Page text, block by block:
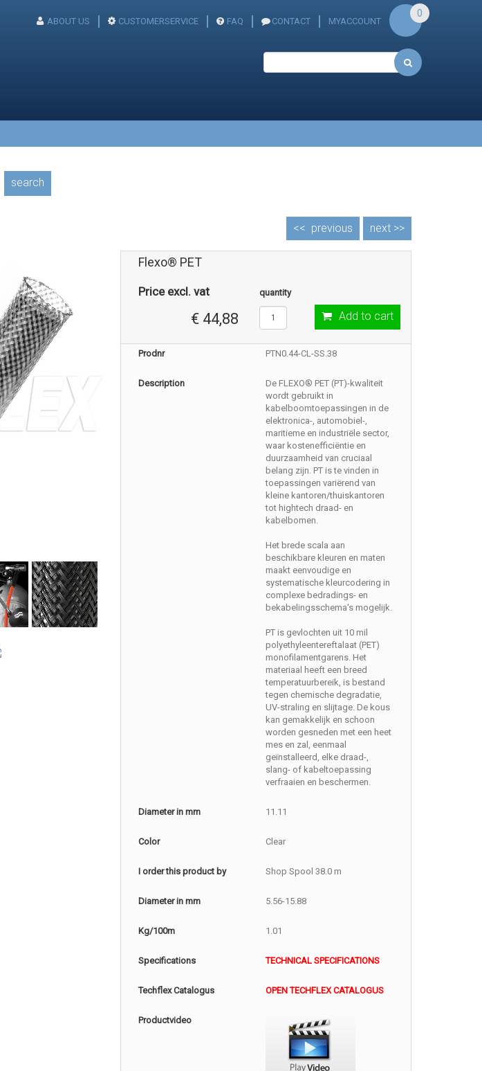
ABOUT US CUSTOMERSERVICE FAQ CONTACT MYACCOUNT
0
search
next >>
<< previous
Flexo® PET
Price excl. vat
€ 44,88
quantity
Add to cart
Prodnr PTN0.44-CL-SS.38
Description
De FLEXO® PET (PT)-kwaliteit
wordt gebruikt in
kabelboomtoepassingen in de
elektronica-, automobiel-,
maritieme en industriële sector,
waar kostenefficiëntie en
duurzaamheid van cruciaal
belang zijn. PT is te vinden in
toepassingen variërend van
kleine kantoren/thuiskantoren
tot hightech draad- en
kabelbomen.
Het brede scala aan
beschikbare kleuren en maten
maakt eenvoudige en
systematische kleurcodering in
complexe bedradings- en
bekabelingsschema's mogelijk.
PT is gevlochten uit 10 mil
polyethyleentereftalaat (PET)
monofilamentgarens. Het
materiaal heeft een breed
temperatuurbereik, is bestand
tegen chemische degradatie,
UV-straling en slijtage. De kous
kan gemakkelijk en schoon
worden gesneden met een heet
mes en zal, eenmaal
geïnstalleerd, elke draad-,
slang- of kabeltoepassing
verfraaien en beschermen.
Diameter in mm 11.11
Color Clear
I order this product by Shop Spool 38.0 m
Diameter in mm 5.56-15.88
Kg/100m 1.01
Specifications TECHNICAL SPECIFICATIONS
Techflex Catalogus OPEN TECHFLEX CATALOGUS
Productvideo